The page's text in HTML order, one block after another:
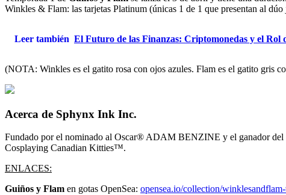
Winkles & Flam: las tarjetas Platinum (únicas 1 de 1 que presentan al
Leer también El Futuro de las Finanzas: Criptomonedas y el Rol
(NOTA: Winkles es el gatito rosa con ojos azules. Flam es el gatito gris
Acerca de Sphynx Ink Inc.
Fundado por el nominado al Oscar® ADAM BENZINE y el ganador
Cosplaying Canadian Kitties™.
ENLACES:
Guiños y Flam en gotas OpenSea: opensea.io/collection/